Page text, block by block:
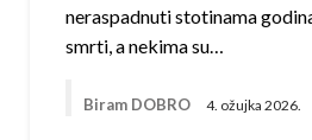
neraspadnuti stotinama
smrti, a nekima su…
Biram DOBRO 4. ožujka 2026.